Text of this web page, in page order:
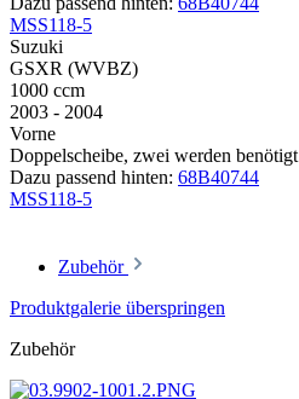
MSS118-5
Suzuki
GSXR (WVBZ)
1000 ccm
2003 - 2004
Vorne
Doppelscheibe, zwei werden benötigt
Dazu passend hinten: 68B40744
MSS118-5
Zubehör
Produktgalerie überspringen
Zubehör